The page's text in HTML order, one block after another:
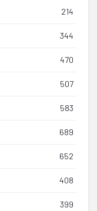
214
344
470
507
583
689
652
408
399